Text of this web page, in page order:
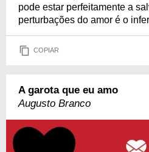
pode estar perfeitamente a
perturbações do amor é o
COPIAR
A garota que eu amo
Augusto Branco